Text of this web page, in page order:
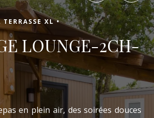
TERRASSE XL •
LOUNGE-2CH-
en plein air, des soirées douces